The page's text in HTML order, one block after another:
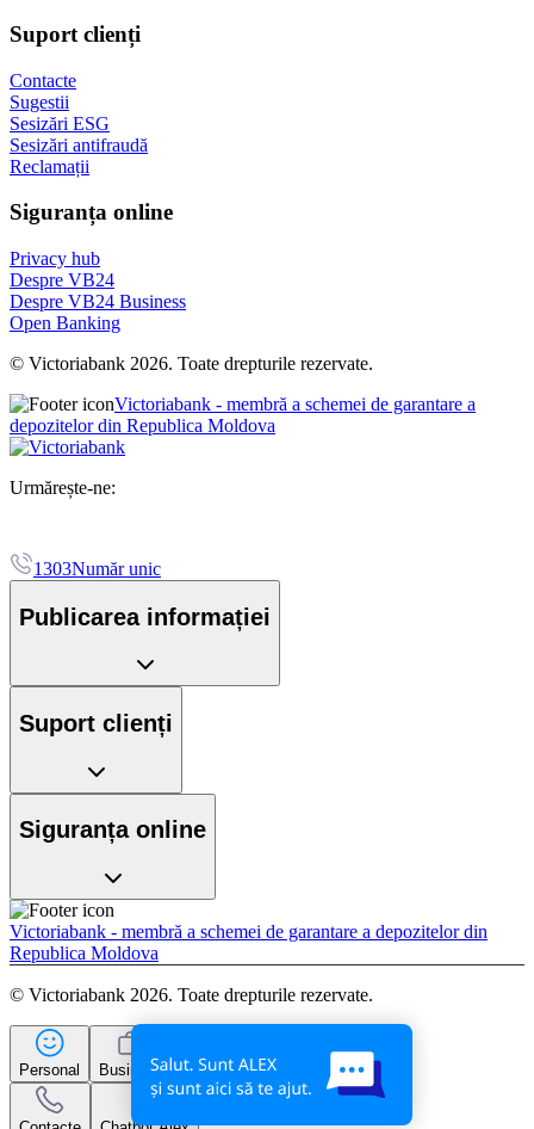
Suport clienți
Contacte
Sugestii
Sesizări ESG
Sesizări antifraudă
Reclamații
Siguranța online
Privacy hub
Despre VB24
Despre VB24 Business
Open Banking
© Victoriabank 2026. Toate drepturile rezervate.
Victoriabank - membră a schemei de garantare a
depozitelor din Republica Moldova
Urmărește-ne:
1303Număr unic
Publicarea informației
Suport clienți
Siguranța online
Victoriabank - membră a schemei de garantare a depozitelor din
Republica Moldova
© Victoriabank 2026. Toate drepturile rezervate.
Personal Business